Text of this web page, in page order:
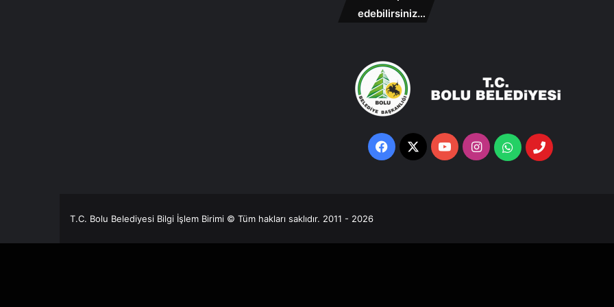
edebilirsiniz…
Facebook
X YouTubeInstagramWhatsappTelefon
T.C. Bolu Belediyesi Bilgi İşlem Birimi © Tüm hakları saklıdır. 2011 - 2026